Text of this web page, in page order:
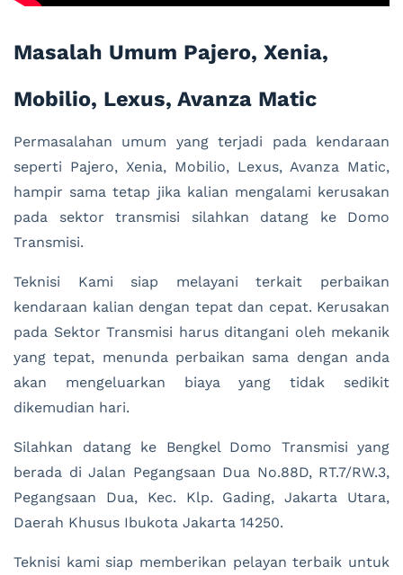
Masalah Umum Pajero, Xenia,
Mobilio, Lexus, Avanza Matic
Permasalahan umum yang terjadi pada kendaraan
seperti Pajero, Xenia, Mobilio, Lexus, Avanza Matic,
hampir sama tetap jika kalian mengalami kerusakan
pada sektor transmisi silahkan datang ke Domo
Transmisi.
Teknisi Kami siap melayani terkait perbaikan
kendaraan kalian dengan tepat dan cepat. Kerusakan
pada Sektor Transmisi harus ditangani oleh mekanik
yang tepat, menunda perbaikan sama dengan anda
akan mengeluarkan biaya yang tidak sedikit
dikemudian hari.
Silahkan datang ke Bengkel Domo Transmisi yang
berada di Jalan Pegangsaan Dua No.88D, RT.7/RW.3,
Pegangsaan Dua, Kec. Klp. Gading, Jakarta Utara,
Daerah Khusus Ibukota Jakarta 14250.
Teknisi kami siap memberikan pelayan terbaik untuk